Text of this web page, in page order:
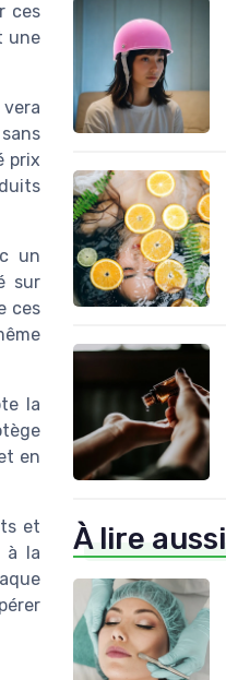
ces
une
prix
un
sur
ces
la
en
et
à la
À lire aussi